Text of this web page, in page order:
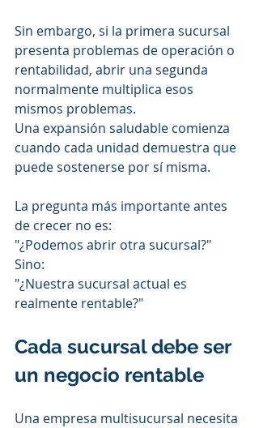
Sin embargo, si la primera sucursal
presenta problemas de operación o
rentabilidad, abrir una segunda
normalmente multiplica esos
mismos problemas.
Una expansión saludable comienza
cuando cada unidad demuestra que
puede sostenerse por sí misma.
La pregunta más importante antes
de crecer no es:
"¿Podemos abrir otra sucursal?"
Sino:
"¿Nuestra sucursal actual es
realmente rentable?"
Cada sucursal debe ser
un negocio rentable
Una empresa multisucursal necesita